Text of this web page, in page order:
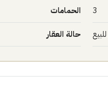
3 الحمامات
حالة العقار